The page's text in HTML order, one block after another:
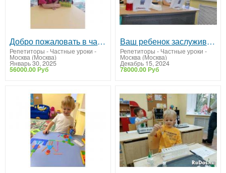
Добро пожаловать в частный детский сад ОБРАЗОВАНИЕ ПЛЮС…I!
Репетиторы - Частные уроки -
Москва (Москва)
Январь 30, 2025
56000.00 Руб
Ваш ребенок заслуживает лучшего – приглашаем в школу "Образование Плюс I"!
Репетиторы - Частные уроки -
Москва (Москва)
Декабрь 15, 2024
78000.00 Руб